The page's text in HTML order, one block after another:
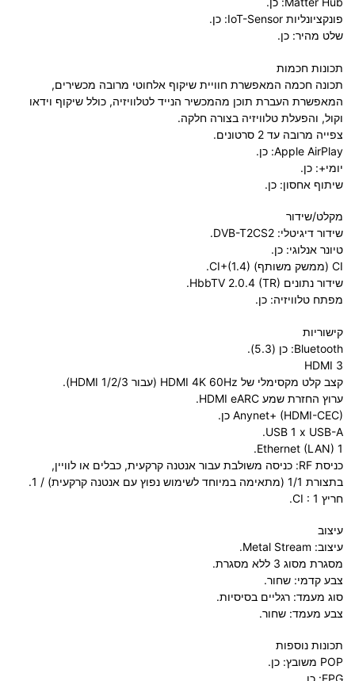
פונקציונליות IoT-Sensor: כן.
שלט מהיר: כן.
תכונות חכמות
תכונה חכמה המאפשרת חוויית שיקוף אלחוטי מרובה מכשירים,
המאפשרת העברת תוכן מהמכשיר הנייד לטלוויזיה, כולל שיקוף וידאו
וקול, והפעלת טלוויזיה בצורה חלקה.
צפייה מרובה עד 2 סרטונים.
Apple AirPlay: כן.
יומי+: כן.
שיתוף אחסון: כן.
מקלט/שידור
שידור דיגיטלי: DVB-T2CS2.
טיונר אנלוגי: כן.
CI (ממשק משותף) CI+(1.4).
שידור נתונים HbbTV 2.0.4 (TR).
מפתח טלוויזיה: כן.
קישוריות
Bluetooth: כן (5.3).
HDMI 3
קצב קלט מקסימלי של HDMI 4K 60Hz (עבור HDMI 1/2/3).
ערוץ החזרת שמע HDMI eARC.
Anynet+ (HDMI-CEC) כן.
USB 1 x USB-A.
Ethernet (LAN) 1.
כניסת RF: כניסה משולבת עבור אנטנה קרקעית, כבלים או לוויין,
בתצורת 1/1 (מתאימה במיוחד לשימוש נפוץ עם אנטנה קרקעית) / 1.
חריץ CI : 1.
עיצוב
עיצוב: Metal Stream.
מסגרת מסוג 3 ללא מסגרת.
צבע קדמי: שחור.
סוג מעמד: רגליים בסיסיות.
צבע מעמד: שחור.
תכונות נוספות
POP משובץ: כן.